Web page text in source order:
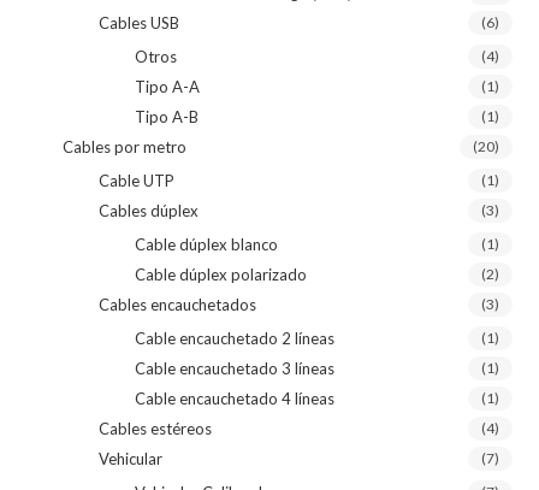
Cables USB (6)
Otros (4)
Tipo A-A (1)
Tipo A-B (1)
Cables por metro (20)
Cable UTP (1)
Cables dúplex (3)
Cable dúplex blanco (1)
Cable dúplex polarizado (2)
Cables encauchetados (3)
Cable encauchetado 2 líneas (1)
Cable encauchetado 3 líneas (1)
Cable encauchetado 4 líneas (1)
Cables estéreos (4)
Vehicular (7)